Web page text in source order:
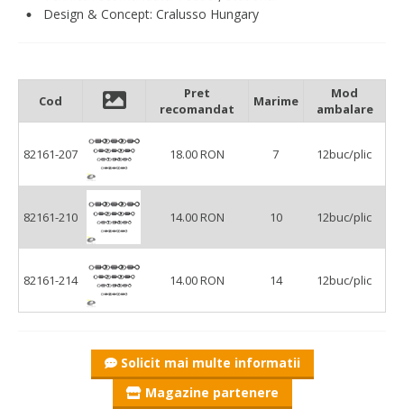
Design & Concept: Cralusso Hungary
Cod
Pret
recomandat
Marime
Mod
ambalare
82161-207 18.00 RON 7 12buc/plic
82161-210 14.00 RON 10 12buc/plic
82161-214 14.00 RON 14 12buc/plic
Solicit mai multe informatii
Magazine partenere